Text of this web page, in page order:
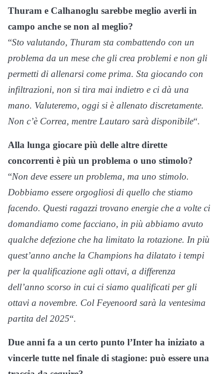
Thuram e Calhanoglu sarebbe meglio averli in
campo anche se non al meglio?
“Sto valutando, Thuram sta combattendo con un
problema da un mese che gli crea problemi e non gli
permetti di allenarsi come prima. Sta giocando con
infiltrazioni, non si tira mai indietro e ci dà una
mano. Valuteremo, oggi si è allenato discretamente.
Non c’è Correa, mentre Lautaro sarà disponibile“.
Alla lunga giocare più delle altre dirette
concorrenti è più un problema o uno stimolo?
“Non deve essere un problema, ma uno stimolo.
Dobbiamo essere orgogliosi di quello che stiamo
facendo. Questi ragazzi trovano energie che a volte ci
domandiamo come facciano, in più abbiamo avuto
qualche defezione che ha limitato la rotazione. In più
quest’anno anche la Champions ha dilatato i tempi
per la qualificazione agli ottavi, a differenza
dell’anno scorso in cui ci siamo qualificati per gli
ottavi a novembre. Col Feyenoord sarà la ventesima
partita del 2025“.
Due anni fa a un certo punto l’Inter ha iniziato a
vincerle tutte nel finale di stagione: può essere una